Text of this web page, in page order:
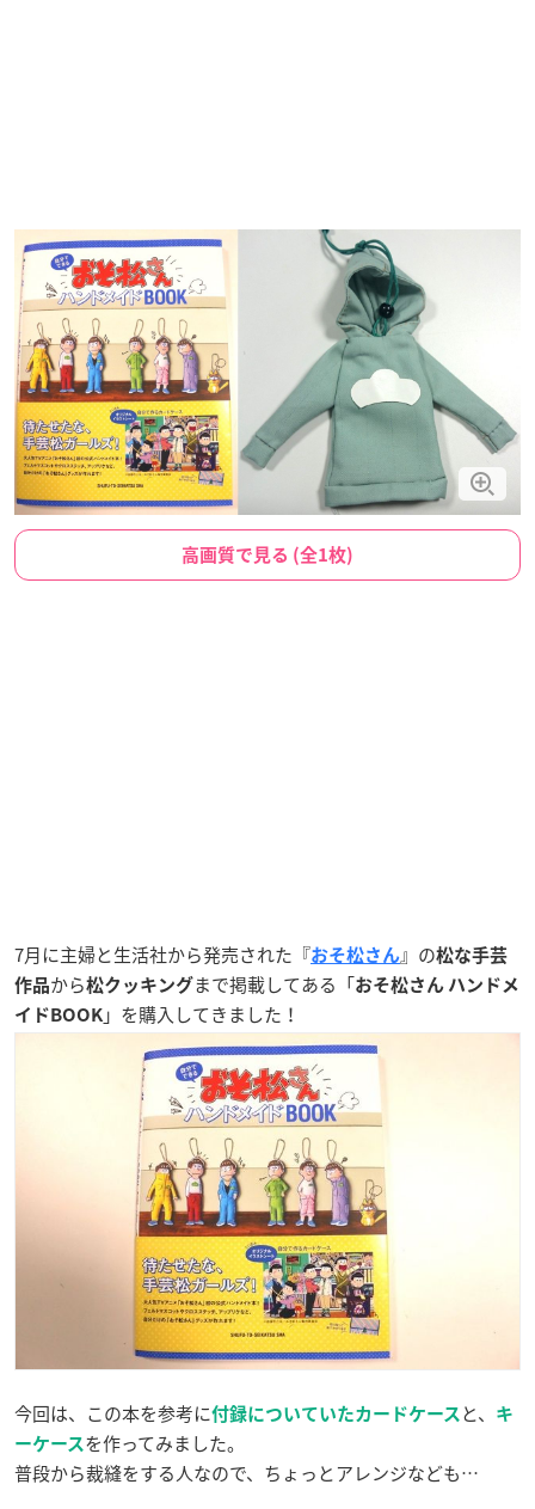
高画質で見る (全1枚)
7月に主婦と生活社から発売された『おそ松さん』の松な手芸
作品から松クッキングまで掲載してある「おそ松さん ハンドメ
イドBOOK 」を購入してきました！
今回は、この本を参考に付録についていたカードケース と、
キ
ーケース を作ってみました。
普段から裁縫をする人なので、ちょっとアレンジなども…